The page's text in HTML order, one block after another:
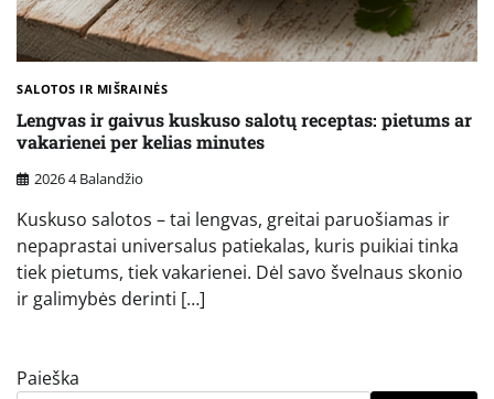
SALOTOS IR MIŠRAINĖS
Lengvas ir gaivus kuskuso salotų receptas: pietums ar
vakarienei per kelias minutes
2026 4 Balandžio
Kuskuso salotos – tai lengvas, greitai paruošiamas ir
nepaprastai universalus patiekalas, kuris puikiai tinka
tiek pietums, tiek vakarienei. Dėl savo švelnaus skonio
ir galimybės derinti […]
Paieška